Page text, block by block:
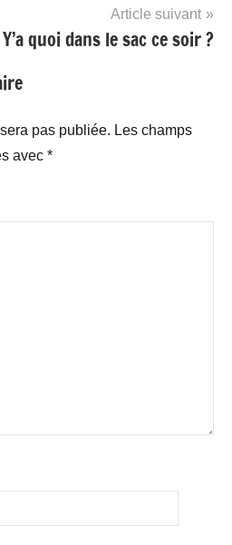
Article suivant
Y’a quoi dans le sac ce soir ?
pas publiée. Les champs
avec *